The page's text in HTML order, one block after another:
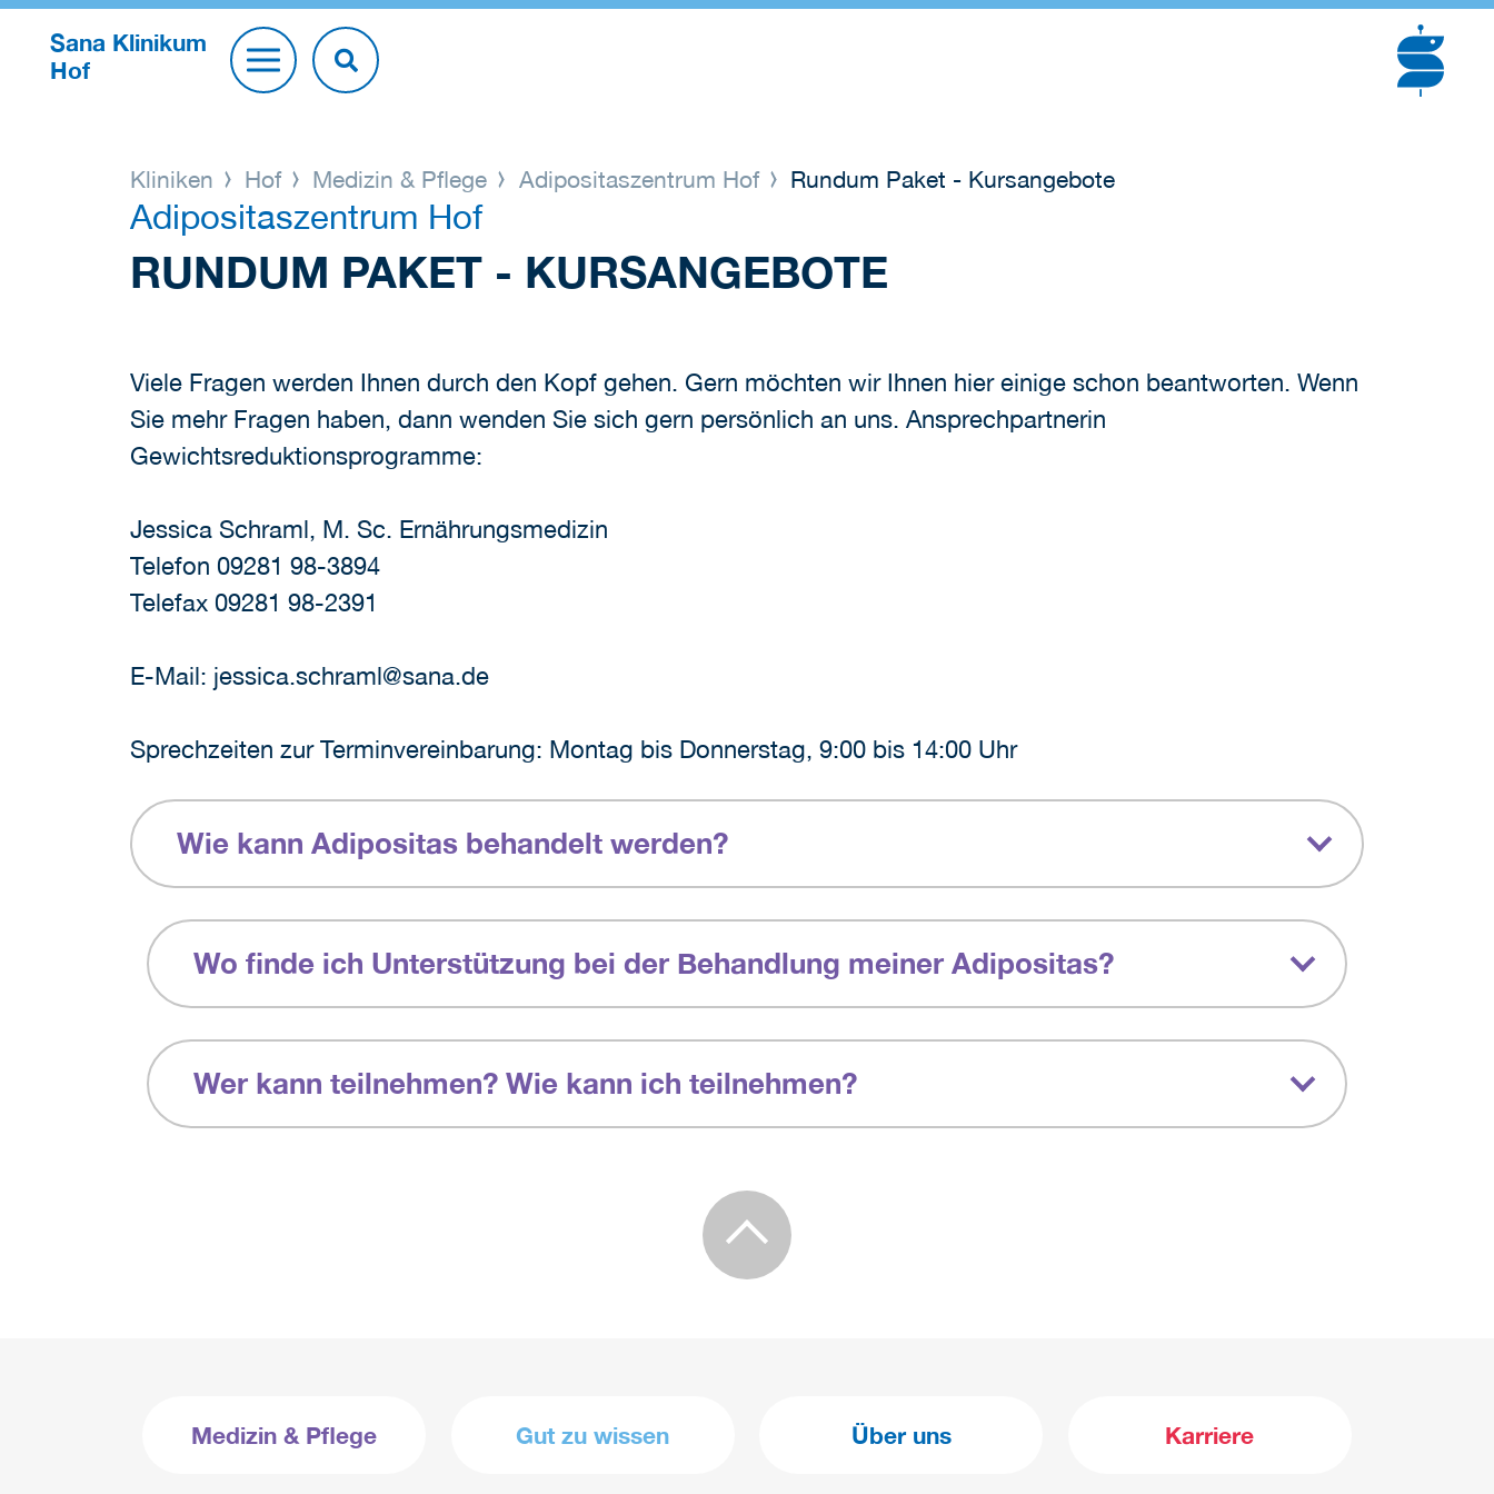
Sana Klinikum
Hof
Kliniken Hof Medizin & Pflege Adipositaszentrum Hof Rundum Paket - Kursangebote
Adipositaszentrum Hof
RUNDUM PAKET - KURSANGEBOTE
Viele Fragen werden Ihnen durch den Kopf gehen. Gern möchten wir Ihnen hier einige schon beantworten. Wenn
Sie mehr Fragen haben, dann wenden Sie sich gern persönlich an uns. Ansprechpartnerin
Gewichtsreduktionsprogramme:
Jessica Schraml, M. Sc. Ernährungsmedizin
Telefon 09281 98-3894
Telefax 09281 98-2391
E-Mail: jessica.schraml@sana.de
Sprechzeiten zur Terminvereinbarung: Montag bis Donnerstag, 9:00 bis 14:00 Uhr
Wie kann Adipositas behandelt werden?
Wo finde ich Unterstützung bei der Behandlung meiner Adipositas?
Wer kann teilnehmen? Wie kann ich teilnehmen?
Medizin & Pflege Gut zu wissen Über uns Karriere